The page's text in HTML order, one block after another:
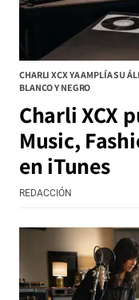
CHARLI XCX YA AMPLÍA SU
BLANCO Y NEGRO
Charli XCX
Music,
en iTunes
REDACCIÓN